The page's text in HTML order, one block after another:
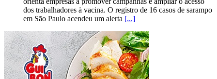
dos trabalhadores à vacina. O registro de 16 casos de sarampo
em São Paulo acendeu um alerta [...]